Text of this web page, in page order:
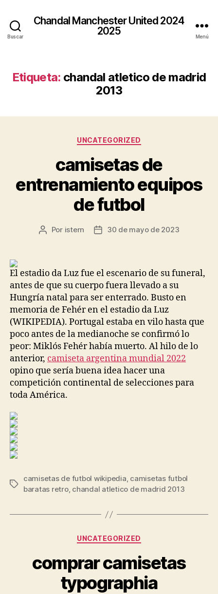
Buscar
Chandal Manchester United 2024
2025
Menú
Etiqueta: chandal atletico de madrid
2013
Categorías
UNCATEGORIZED
camisetas de
entrenamiento equipos
de futbol
Autor
Por istern
Fecha30 de mayo de 2023
El estadio da Luz fue el escenario de su funeral,
antes de que su cuerpo fuera llevado a su
Hungría natal para ser enterrado. Busto en
memoria de Fehér en el estadio da Luz
(WIKIPEDIA). Portugal estaba en vilo hasta que
poco antes de la medianoche se confirmó lo
peor: Miklós Fehér había muerto. Al hilo de lo
anterior, camiseta argentina mundial 2022
opino que sería buena idea hacer una
competición continental de selecciones para
toda América.
Etiquetas
camisetas de futbol wikipedia, camisetas futbol
baratas retro, chandal atletico de madrid 2013
Categorías
UNCATEGORIZED
comprar camisetas
typographia